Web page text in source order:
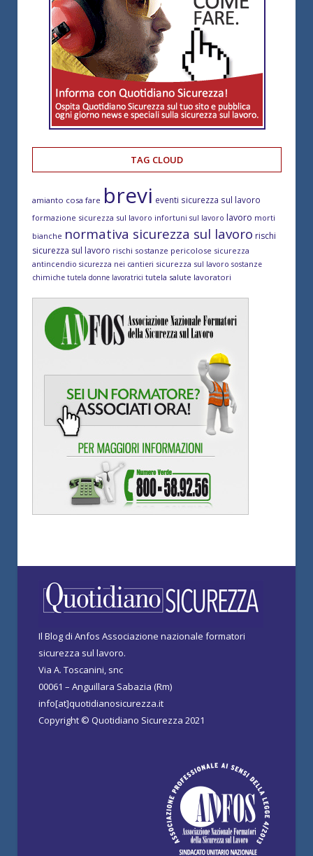
TAG CLOUD
amianto cosa fare brevi eventi sicurezza sul lavoro
formazione sicurezza sul lavoro infortuni sul lavoro lavoro morti
bianche normativa sicurezza sul lavoro rischi
sicurezza sul lavoro rischi sostanze pericolose sicurezza
antincendio sicurezza nei cantieri sicurezza sul lavoro sostanze
chimiche tutela donne lavoratrici tutela salute lavoratori
Il Blog di Anfos Associazione nazionale formatori
sicurezza sul lavoro.
Via A. Toscanini, snc
00061 – Anguillara Sabazia (Rm)
info[at]quotidianosicurezza.it
Copyright © Quotidiano Sicurezza 2021